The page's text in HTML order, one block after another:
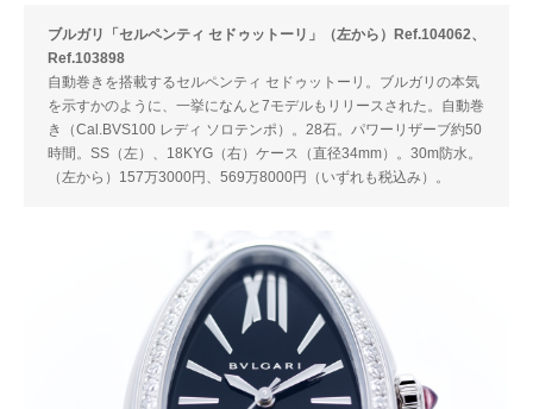
ブルガリ「セルペンティ セドゥットーリ」（左から）Ref.104062、
Ref.103898
自動巻きを搭載するセルペンティ セドゥットーリ。ブルガリの本気
を示すかのように、一挙になんと7モデルもリリースされた。自動巻
き（Cal.BVS100 レディ ソロテンポ）。28石。パワーリザーブ約50
時間。SS（左）、18KYG（右）ケース（直径34mm）。30m防水。
（左から）157万3000円、569万8000円（いずれも税込み）。